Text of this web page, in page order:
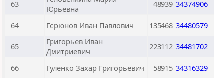
63
Юрьевна
48939 34374906
64 Горюнов Иван Павлович 135468 34480579
65
Григорьев Иван
Дмитриевич
223112 34481702
66 Гуленко Захар Григорьевич 58915 34316329